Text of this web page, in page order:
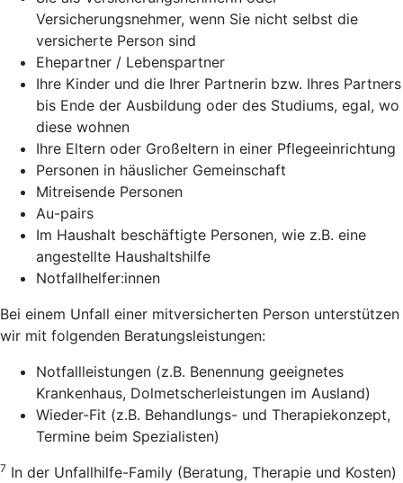
Versicherungsnehmer, wenn Sie nicht selbst die
versicherte Person sind
Ehepartner / Lebenspartner
Ihre Kinder und die Ihrer Partnerin bzw. Ihres Partners
bis Ende der Ausbildung oder des Studiums, egal, wo
diese wohnen
Ihre Eltern oder Großeltern in einer Pflegeeinrichtung
Personen in häuslicher Gemeinschaft
Mitreisende Personen
Au-pairs
Im Haushalt beschäftigte Personen, wie z.B. eine
angestellte Haushaltshilfe
Notfallhelfer:innen
Bei einem Unfall einer mitversicherten Person unterstützen
wir mit folgenden Beratungsleistungen:
Notfallleistungen (z.B. Benennung geeignetes
Krankenhaus, Dolmetscherleistungen im Ausland)
Wieder-Fit (z.B. Behandlungs- und Therapiekonzept,
Termine beim Spezialisten)
7 In der Unfallhilfe-Family (Beratung, Therapie und Kosten)